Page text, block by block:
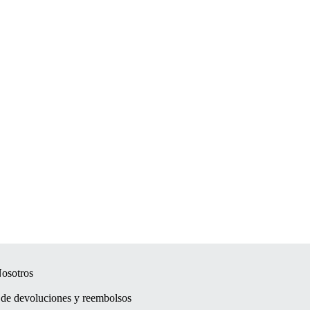
devoluciones y reembolsos